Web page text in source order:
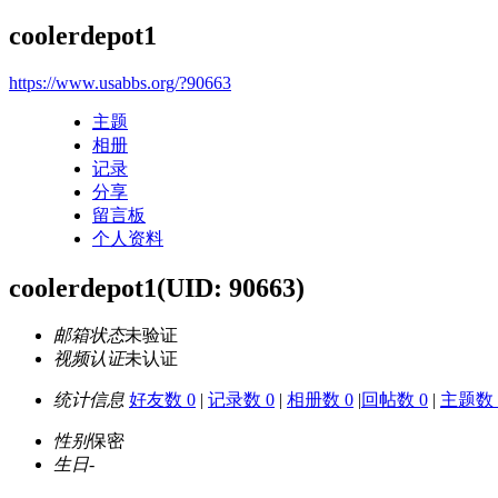
coolerdepot1
https://www.usabbs.org/?90663
主题
相册
记录
分享
留言板
个人资料
coolerdepot1(UID: 90663)
邮箱状态未验证
视频认证未认证
统计信息 好友数 0 | 记录数 0 | 相册数 0 |回帖数 0 | 主题数
性别保密
生日-